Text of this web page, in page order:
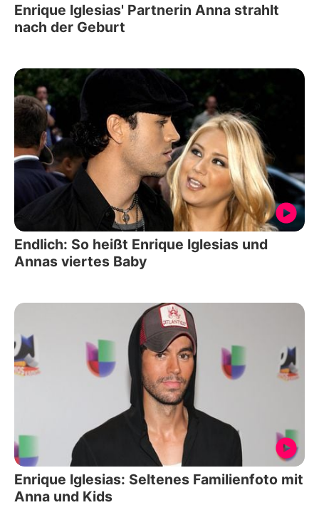
Enrique Iglesias' Partnerin Anna strahlt
nach der Geburt
Endlich: So heißt Enrique Iglesias und
Annas viertes Baby
Enrique Iglesias: Seltenes Familienfoto mit
Anna und Kids